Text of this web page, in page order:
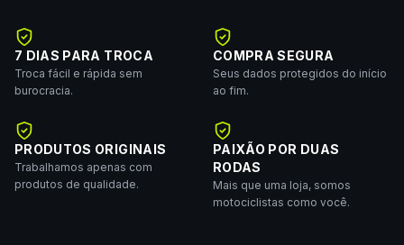
7 DIAS PARA TROCA
Troca fácil e rápida sem
burocracia.
COMPRA SEGURA
Seus dados protegidos do início
ao fim.
PRODUTOS ORIGINAIS
Trabalhamos apenas com
produtos de qualidade.
PAIXÃO POR DUAS
RODAS
Mais que uma loja, somos
motociclistas como você.